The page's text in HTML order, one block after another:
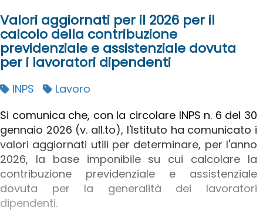
Valori aggiornati per il 2026 per il
calcolo della contribuzione
previdenziale e assistenziale dovuta
per i lavoratori dipendenti
INPS
Lavoro
Si comunica che, con la circolare INPS n. 6 del 30
gennaio 2026 (v. all.to), l'Istituto ha comunicato i
valori aggiornati utili per determinare, per l'anno
2026, la base imponibile su cui calcolare la
contribuzione previdenziale e assistenziale
dovuta per la generalità dei lavoratori
dipendenti.